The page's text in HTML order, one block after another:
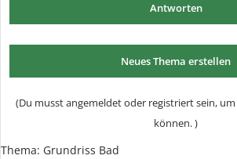
Antworten
Neues Thema erstellen
(Du musst angemeldet oder registriert sein,
können. )
Thema: Grundriss Bad